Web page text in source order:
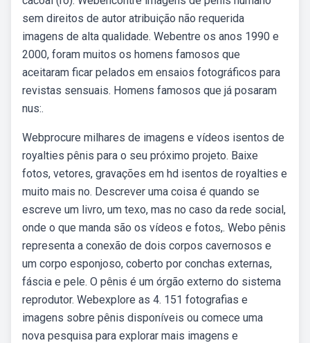
sem direitos de autor atribuição não requerida
imagens de alta qualidade. Webentre os anos 1990 e
2000, foram muitos os homens famosos que
aceitaram ficar pelados em ensaios fotográficos para
revistas sensuais. Homens famosos que já posaram
nus:.
Webprocure milhares de imagens e vídeos isentos de
royalties pênis para o seu próximo projeto. Baixe
fotos, vetores, gravações em hd isentos de royalties e
muito mais no. Descrever uma coisa é quando se
escreve um livro, um texo, mas no caso da rede social,
onde o que manda são os vídeos e fotos,. Webo pênis
representa a conexão de dois corpos cavernosos e
um corpo esponjoso, coberto por conchas externas,
fáscia e pele. O pênis é um órgão externo do sistema
reprodutor. Webexplore as 4. 151 fotografias e
imagens sobre pênis disponíveis ou comece uma
nova pesquisa para explorar mais imagens e